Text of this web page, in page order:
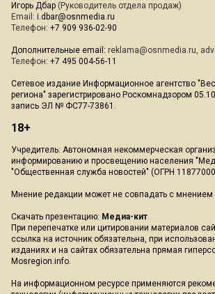
Игорь Дбар (Руководитель отдела продаж)
Email: i.dbar@osnmedia.ru
Телефон: +7 909 936-02-90
Дополнительные email: reklama@osnmedia.ru,
Телефон: +7 495 004-56-11
Сетевое издание Информационное агентство
региона" зарегистрировано Роскомнадзором
запись ЭЛ № ФС77-73861.
18+
Учредитель: Автономная некоммерческая
информированию и просвещению населения
"Общественная служба новостей" (ОГРН
Мнение редакции может не совпадать с мнением
Скачать презентацию: Медиа-кит
При перепечатке или цитировании материалов
ссылка на источник обязательна, при
изданиях и на сайтах обязательна прямая
Mosregion.info.
На информационном ресурсе применяются